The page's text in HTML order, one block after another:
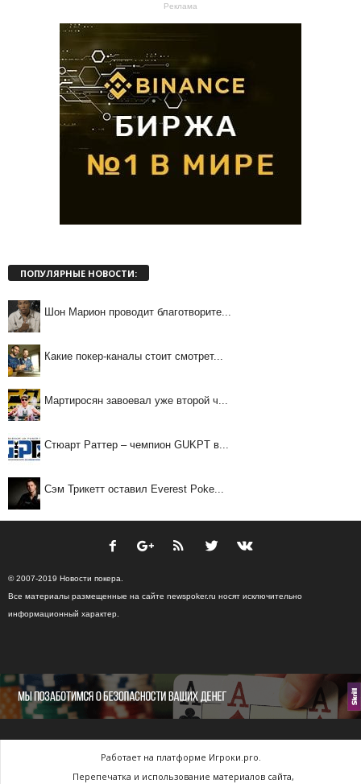
Реклама
ПОПУЛЯРНЫЕ НОВОСТИ:
Шон Марион проводит благотворите...
Какие покер-каналы стоит смотрет...
Мартиросян завоевал уже второй ч...
Стюарт Раттер – чемпион GUKPT в...
Сэм Трикетт оставил Everest Poke...
© 2007-2019 Новости покера.
Все материалы размещенные на сайте newspoker.ru носят исключительно
информационный характер.
Работает на платформе Игроки.pro.
Перепечатка и использование материалов сайта,